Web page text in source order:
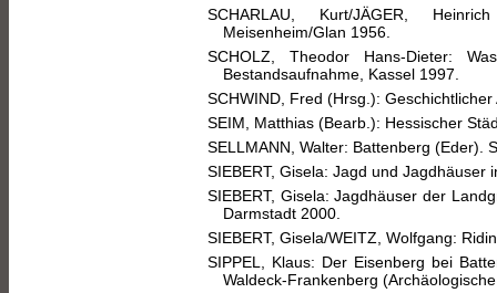
SCHARLAU, Kurt/JÄGER,
Meisenheim/Glan 1956.
SCHOLZ, Theodor Hans-Dieter:
Bestandsaufnahme, Kassel 1997.
SCHWIND, Fred (Hrsg.):
SEIM, Matthias (Bearb.): Hessischer
SELLMANN, Walter: Battenberg (Eder).
SIEBERT, Gisela: Jagd und
SIEBERT, Gisela: Jagdhäuser der
Darmstadt 2000.
SIEBERT, Gisela/WEITZ, Wolfgang:
SIPPEL, Klaus: Der Eisenberg bei
Waldeck-Frankenberg